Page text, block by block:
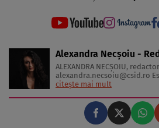
Alexandra Necșoiu -
ALEXANDRA NECŞOIU,
alexandra.necsoiu@csid.ro
de Jurnalism şi Ştiinţele
Iubeşte să scrie şi nu se
visul ei încă de pe ...
citește mai mult